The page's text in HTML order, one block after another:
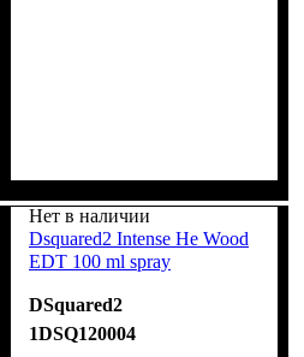
Нет в наличии
Dsquared2 Intense He Wood
EDT 100 ml spray
DSquared2
1DSQ120004